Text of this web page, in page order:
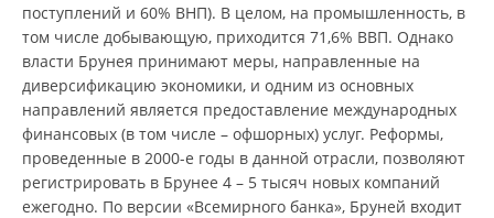
поступлений и 60% ВНП). В целом, на промышленность, в
том числе добывающую, приходится 71,6% ВВП. Однако
власти Брунея принимают меры, направленные на
диверсификацию экономики, и одним из основных
направлений является предоставление международных
финансовых (в том числе – офшорных) услуг. Реформы,
проведенные в 2000-е годы в данной отрасли, позволяют
регистрировать в Брунее 4 – 5 тысяч новых компаний
ежегодно. По версии «Всемирного банка», Бруней входит